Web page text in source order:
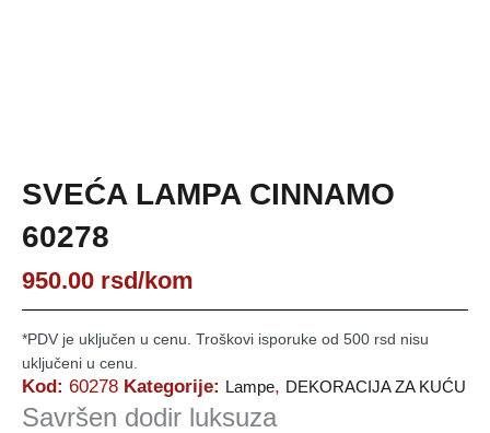
SVEĆA LAMPA CINNAMO
60278
950.00 rsd/kom
*PDV je uključen u cenu. Troškovi isporuke od 500 rsd nisu
uključeni u cenu.
Kod: 60278 Kategorije: Lampe, DEKORACIJA ZA KUĆU
Savršen dodir luksuza